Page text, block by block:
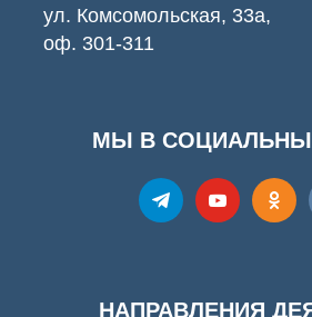
ул. Комсомольская, 33а,
оф. 301-311
МЫ В
НАПРАВЛЕНИЯ